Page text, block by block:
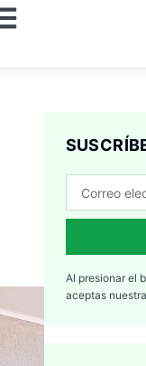
Al presionar el
aceptas nuestra